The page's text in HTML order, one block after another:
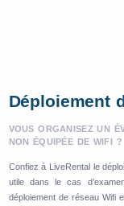
Déploiement
VOUS ORGANISEZ UN
NON ÉQUIPÉE DE WIFI ?
Confiez à LiveRental le
utile dans le cas
déploiement de réseau Wifi